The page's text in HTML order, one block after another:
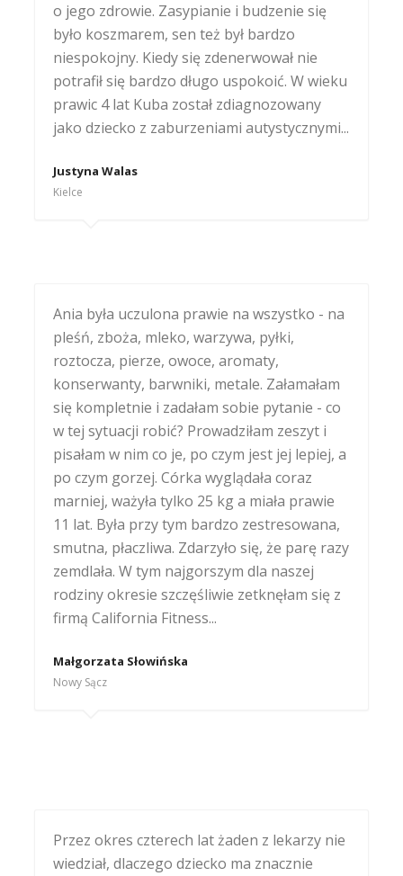
o jego zdrowie. Zasypianie i budzenie się
było koszmarem, sen też był bardzo
niespokojny. Kiedy się zdenerwował nie
potrafił się bardzo długo uspokoić. W wieku
prawic 4 lat Kuba został zdiagnozowany
jako dziecko z zaburzeniami autystycznymi...
Justyna Walas
Kielce
Ania była uczulona prawie na wszystko - na
pleśń, zboża, mleko, warzywa, pyłki,
roztocza, pierze, owoce, aromaty,
konserwanty, barwniki, metale. Załamałam
się kompletnie i zadałam sobie pytanie - co
w tej sytuacji robić? Prowadziłam zeszyt i
pisałam w nim co je, po czym jest jej lepiej, a
po czym gorzej. Córka wyglądała coraz
marniej, ważyła tylko 25 kg a miała prawie
11 lat. Była przy tym bardzo zestresowana,
smutna, płaczliwa. Zdarzyło się, że parę razy
zemdlała. W tym najgorszym dla naszej
rodziny okresie szczęśliwie zetknęłam się z
firmą California Fitness...
Małgorzata Słowińska
Nowy Sącz
Przez okres czterech lat żaden z lekarzy nie
wiedział, dlaczego dziecko ma znacznie